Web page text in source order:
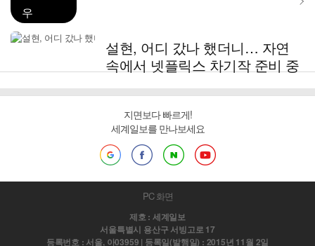
우
설현, 어디 갔나 했더니… 자연
속에서 넷플릭스 차기작 준비 중
지면보다 빠르게!
세계일보를 만나보세요
PC 화면
제호 : 세계일보
서울특별시 용산구 서빙고로 17
등록번호 : 서울, 아03959 | 등록일(발행일) : 2015년 11월 2일